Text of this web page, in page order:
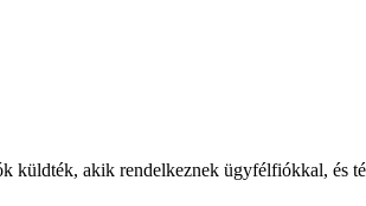
küldték, akik rendelkeznek ügyfélfiókkal, és